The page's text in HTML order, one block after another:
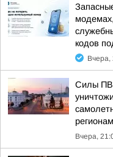
кодов
Вчера,
Силы
Вчера,